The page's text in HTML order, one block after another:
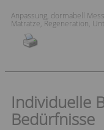
Anpassung dormabell
Matratze Regeneration
Individuelle
Bedürfnisse